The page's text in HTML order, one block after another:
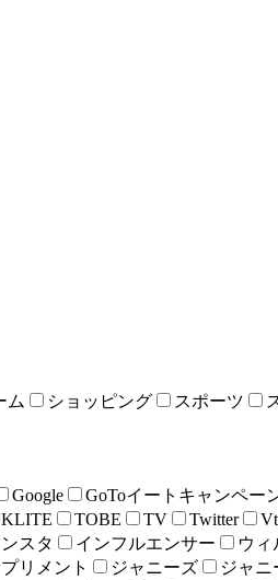
ム ショッピング スポーツ
Google GoToイートキャンペー
TOBE TV Twitter
スタ インフルエンサー ウィ
リメント ジャニーズ ジャニ